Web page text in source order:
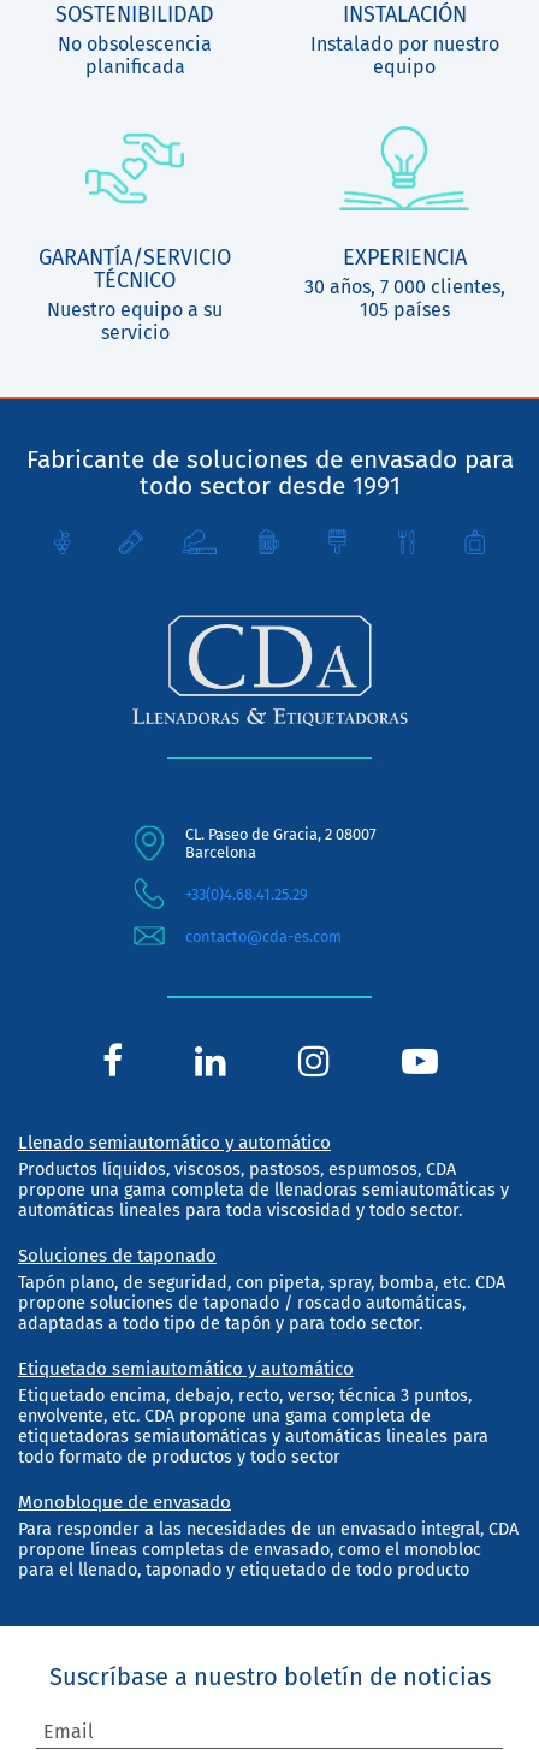
SOSTENIBILIDAD
No obsolescencia
planificada
INSTALACIÓN
Instalado por nuestro
equipo
GARANTÍA/SERVICIO
TÉCNICO
Nuestro equipo a su
servicio
EXPERIENCIA
30 años, 7 000 clientes,
105 países
Fabricante de soluciones de envasado para
todo sector desde 1991
CL. Paseo de Gracia, 2 08007
Barcelona
+33(0)4.68.41.25.29
contacto@cda-es.com
Llenado semiautomático y automático
Productos líquidos, viscosos, pastosos, espumosos, CDA
propone una gama completa de llenadoras semiautomáticas y
automáticas lineales para toda viscosidad y todo sector.
Soluciones de taponado
Tapón plano, de seguridad, con pipeta, spray, bomba, etc. CDA
propone soluciones de taponado / roscado automáticas,
adaptadas a todo tipo de tapón y para todo sector.
Etiquetado semiautomático y automático
Etiquetado encima, debajo, recto, verso; técnica 3 puntos,
envolvente, etc. CDA propone una gama completa de
etiquetadoras semiautomáticas y automáticas lineales para
todo formato de productos y todo sector
Monobloque de envasado
Para responder a las necesidades de un envasado integral, CDA
propone líneas completas de envasado, como el monobloc
para el llenado, taponado y etiquetado de todo producto
Suscríbase a nuestro boletín de noticias
Email